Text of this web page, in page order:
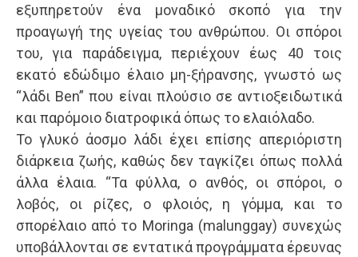
εξυπηρετούν ένα μοναδικό σκοπό για την
προαγωγή της υγείας του ανθρώπου. Οι σπόροι
του, για παράδειγμα, περιέχουν έως 40 τοις
εκατό εδώδιμο έλαιο μη-ξήρανσης, γνωστό ως
“λάδι Ben” που είναι πλούσιο σε αντιοξειδωτικά
και παρόμοιο διατροφικά όπως το ελαιόλαδο.
Το γλυκό άοσμο λάδι έχει επίσης απεριόριστη
διάρκεια ζωής, καθώς δεν ταγκίζει όπως πολλά
άλλα έλαια. “Τα φύλλα, ο ανθός, οι σπόροι, ο
λοβός, οι ρίζες, ο φλοιός, η γόμμα, και το
σπορέλαιο από το Moringa (malunggay) συνεχώς
υποβάλλονται σε εντατικά προγράμματα έρευνας